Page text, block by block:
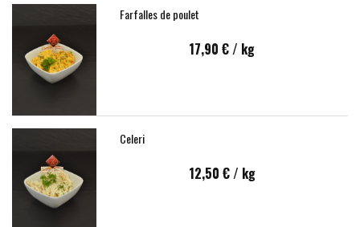
Farfalles de poulet
17,90 €/ kg
Celeri
12,50 €/ kg